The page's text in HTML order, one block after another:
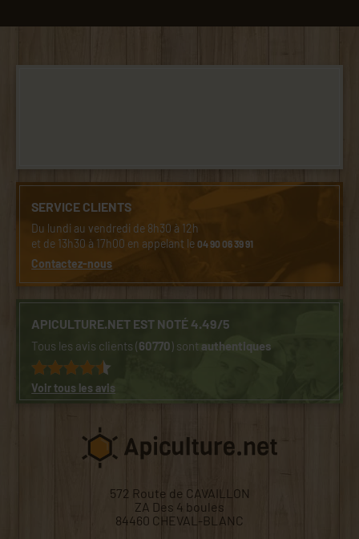
SERVICE CLIENTS
Du lundi au vendredi de 8h30 à 12h
et de 13h30 à 17h00 en appelant le04 90 06 39 91
Contactez-nous
APICULTURE.NET EST NOTÉ 4.49/5
Tous les avis clients (60770) sontauthentiques
Voir tous les avis
572 Route de CAVAILLON
ZA Des 4 boules
84460 CHEVAL-BLANC